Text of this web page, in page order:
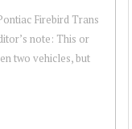
Firebird Trans
note: This or
two vehicles, but